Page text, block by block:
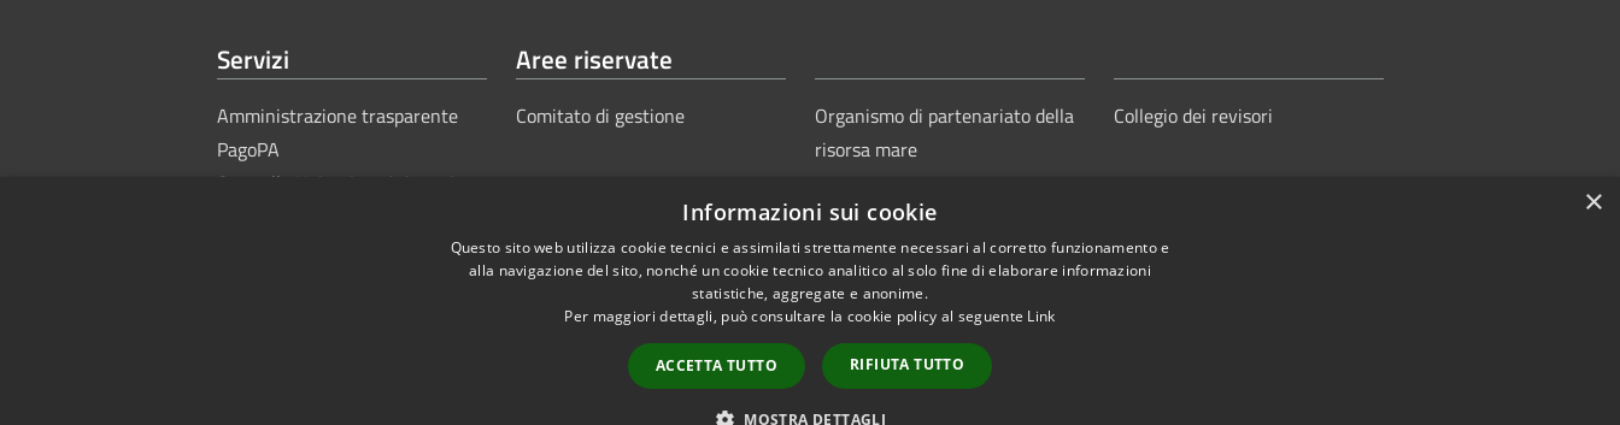
Servizi
Amministrazione trasparente
PagoPA
Sportello Unico Amministrativo
Aree riservate
Comitato di gestione
Organismo di partenariato della
risorsa mare
Collegio dei revisori
Sitemap Copyright © 2025Autorità di Sistema Portuale del Mare
×
Informazioni sui cookie
Questo sito web utilizza cookie tecnici e assimilati strettamente necessari al corretto funzionamento e
alla navigazione del sito, nonché un cookie tecnico analitico al solo fine di elaborare informazioni
statistiche, aggregate e anonime.
Per maggiori dettagli, può consultare la cookie policy al seguente Link
ACCETTA TUTTO RIFIUTA TUTTO
MOSTRA DETTAGLI